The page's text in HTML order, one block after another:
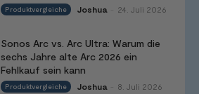
Produktvergleiche Joshua 24. Juli 2026
Sonos Arc vs. Arc Ultra: Warum die
sechs Jahre alte Arc 2026 ein
Fehlkauf sein kann
Produktvergleiche Joshua 8. Juli 2026